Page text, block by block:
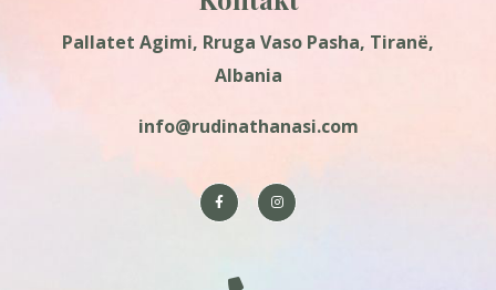
Pallatet Agimi, Rruga Vaso Pasha, Tiranë,
Albania
info@rudinathanasi.com